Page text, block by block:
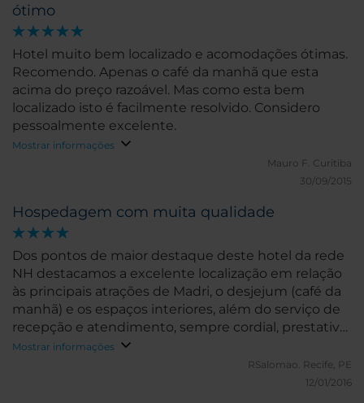
ótimo
Hotel muito bem localizado e acomodações ótimas.
Recomendo. Apenas o café da manhã que esta
acima do preço razoável. Mas como esta bem
localizado isto é facilmente resolvido. Considero
pessoalmente excelente.
Mostrar informações
Mauro F. Curitiba
30/09/2015
Hospedagem com muita qualidade
Dos pontos de maior destaque deste hotel da rede
NH destacamos a excelente localização em relação
às principais atrações de Madri, o desjejum (café da
manhã) e os espaços interiores, além do serviço de
recepção e atendimento, sempre cordial, prestativo
e muito atencioso. É sempre muito bom poder
Mostrar informações
RSalomao.
Recife, PE
12/01/2016